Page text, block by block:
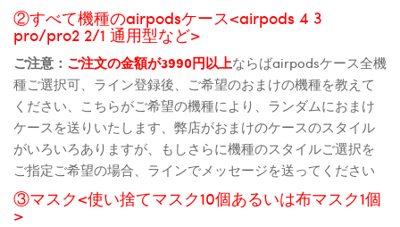
②すべて機種のairpodsケース<airpods 4 3
pro/pro2 2/1 通用型など>
ご注意： ご注文の金額が3990円以上ならばairpodsケース全機
種ご選択可、ライン登録後、ご希望のおまけの機種を教えて
ください、こちらがご希望の機種により、ランダムにおまけ
ケースを送りいたします、弊店がおまけのケースのスタイル
がいろいろありますが、もしさらに機種のスタイルご選択を
ご指定ご希望の場合、ラインでメッセージを送ってください
③マスク<使い捨てマスク10個あるいは布マスク1個
>